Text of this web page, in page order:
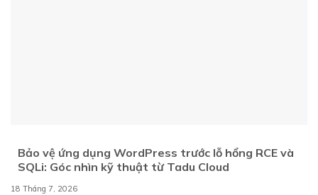
Bảo vệ ứng dụng WordPress trước lỗ hổng RCE và
SQLi: Góc nhìn kỹ thuật từ Tadu Cloud
18 Tháng 7, 2026